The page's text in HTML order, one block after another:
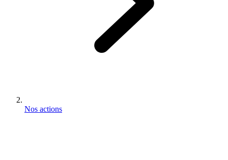
Nos actions